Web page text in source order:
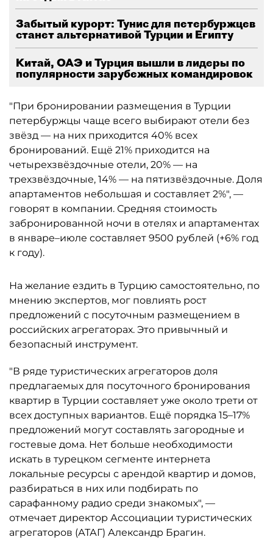
Забытый курорт: Тунис для петербуржцев
станет альтернативой Турции и Египту
Китай, ОАЭ и Турция вышли в лидеры по
популярности зарубежных командировок
"При бронировании размещения в Турции
петербуржцы чаще всего выбирают отели без
звёзд — на них приходится 40% всех
бронирований. Ещё 21% приходится на
четырехзвёздочные отели, 20% — на
трехзвёздочные, 14% — на пятизвёздочные. Доля
апартаментов небольшая и составляет 2%", —
говорят в компании. Средняя стоимость
забронированной ночи в отелях и апартаментах
в январе–июле составляет 9500 рублей (+6% год
к году).
На желание ездить в Турцию самостоятельно, по
мнению экспертов, мог повлиять рост
предложений с посуточным размещением в
российских агрегаторах. Это привычный и
безопасный инструмент.
"В ряде туристических агрегаторов доля
предлагаемых для посуточного бронирования
квартир в Турции составляет уже около трети от
всех доступных вариантов. Ещё порядка 15–17%
предложений могут составлять загородные и
гостевые дома. Нет больше необходимости
искать в турецком сегменте интернета
локальные ресурсы с арендой квартир и домов,
разбираться в них или подбирать по
сарафанному радио среди знакомых", —
отмечает директор Ассоциации туристических
агрегаторов (АТАГ) Александр Брагин.